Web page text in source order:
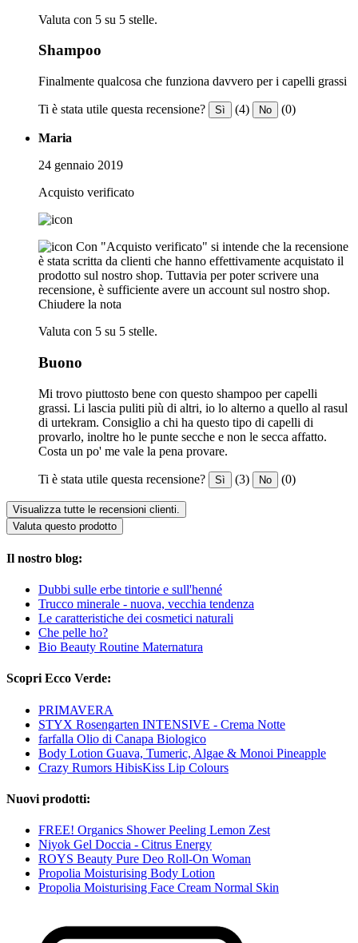
Valuta con 5 su 5 stelle.
Shampoo
Finalmente qualcosa che funziona davvero per i capelli grassi
Ti è stata utile questa recensione? Sì (4) No (0)
Maria
24 gennaio 2019
Acquisto verificato
Con "Acquisto verificato" si intende che la recensione
è stata scritta da clienti che hanno effettivamente acquistato il
prodotto sul nostro shop. Tuttavia per poter scrivere una
recensione, è sufficiente avere un account sul nostro shop.
Chiudere la nota
Valuta con 5 su 5 stelle.
Buono
Mi trovo piuttosto bene con questo shampoo per capelli
grassi. Li lascia puliti più di altri, io lo alterno a quello al rasul
di urtekram. Consiglio a chi ha questo tipo di capelli di
provarlo, inoltre ho le punte secche e non le secca affatto.
Costa un po' me vale la pena provare.
Ti è stata utile questa recensione? Sì (3) No (0)
Visualizza tutte le recensioni clienti.
Valuta questo prodotto
Il nostro blog:
Dubbi sulle erbe tintorie e sull'henné
Trucco minerale - nuova, vecchia tendenza
Le caratteristiche dei cosmetici naturali
Che pelle ho?
Bio Beauty Routine Maternatura
Scopri Ecco Verde:
PRIMAVERA
STYX Rosengarten INTENSIVE - Crema Notte
farfalla Olio di Canapa Biologico
Body Lotion Guava, Tumeric, Algae & Monoi Pineapple
Crazy Rumors HibisKiss Lip Colours
Nuovi prodotti:
FREE! Organics Shower Peeling Lemon Zest
Niyok Gel Doccia - Citrus Energy
ROYS Beauty Pure Deo Roll-On Woman
Propolia Moisturising Body Lotion
Propolia Moisturising Face Cream Normal Skin